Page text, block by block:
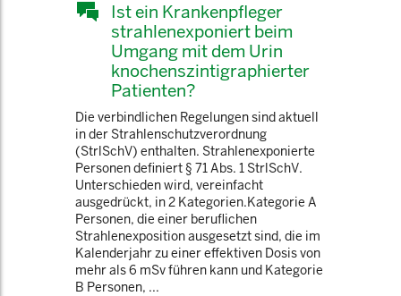
Ist ein Krankenpfleger
strahlenexponiert beim
Umgang mit dem Urin
knochenszintigraphierter
Patienten?
Die verbindlichen Regelungen sind aktuell
in der Strahlenschutzverordnung
(StrlSchV) enthalten. Strahlenexponierte
Personen definiert § 71 Abs. 1 StrlSchV.
Unterschieden wird, vereinfacht
ausgedrückt, in 2 Kategorien.Kategorie A
Personen, die einer beruflichen
Strahlenexposition ausgesetzt sind, die im
Kalenderjahr zu einer effektiven Dosis von
mehr als 6 mSv führen kann und Kategorie
B Personen, ...